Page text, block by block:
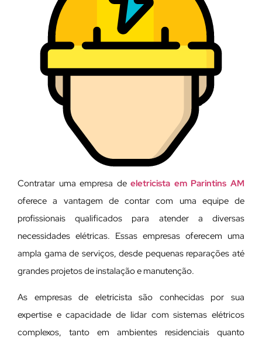
Contratar uma empresa deeletricista em Parintins AM
oferece a vantagem de contar com uma equipe de
profissionais qualificados para atender a diversas
necessidades elétricas. Essas empresas oferecem uma
ampla gama de serviços, desde pequenas reparações até
grandes projetos de instalação e manutenção.
As empresas de eletricista são conhecidas por sua
expertise e capacidade de lidar com sistemas elétricos
complexos, tanto em ambientes residenciais quanto